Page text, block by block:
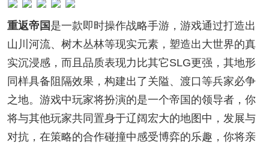
重返帝国 是一款即时操作战略手游，游戏通过打造出
山川河流、树木丛林等现实元素，塑造出大世界的真
实沉浸感，而且品质表现力比其它SLG更强，其地形
同样具备阻隔效果，构建出了关隘、渡口等兵家必争
之地。游戏中玩家将扮演的是一个帝国的领导者，你
将与其他玩家共同置身于辽阔宏大的地图中，发展与
对抗，在策略的合作碰撞中感受博弈的乐趣，你将亲